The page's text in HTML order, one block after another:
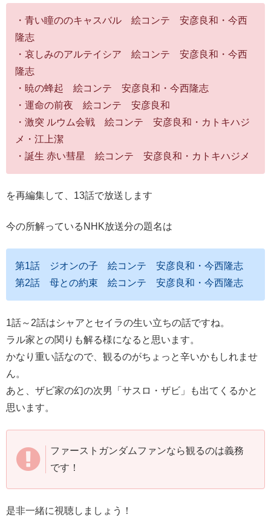
・青い瞳ののキャスバル 絵コンテ 安彦良和・今西
隆志
・哀しみのアルテイシア 絵コンテ 安彦良和・今西
隆志
・暁の蜂起 絵コンテ 安彦良和・今西隆志
・運命の前夜 絵コンテ 安彦良和
・激突 ルウム会戦 絵コンテ 安彦良和・カトキハジ
メ・江上潔
・誕生 赤い彗星 絵コンテ 安彦良和・カトキハジメ
を再編集して、13話で放送します
今の所解っているNHK放送分の題名は
第1話 ジオンの子 絵コンテ 安彦良和・今西隆志
第2話 母との約束 絵コンテ 安彦良和・今西隆志
1話～2話はシャアとセイラの生い立ちの話ですね。
ラル家との関りも解る様になると思います。
かなり重い話なので、観るのがちょっと辛いかもしれませ
ん。
あと、ザビ家の幻の次男「サスロ・ザビ」も出てくるかと
思います。
ファーストガンダムファンなら観るのは義務
です！
是非一緒に視聴しましょう！